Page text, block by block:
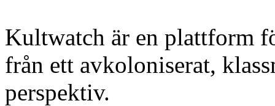
Kultwatch är en plattform
från ett avkoloniserat,
perspektiv.